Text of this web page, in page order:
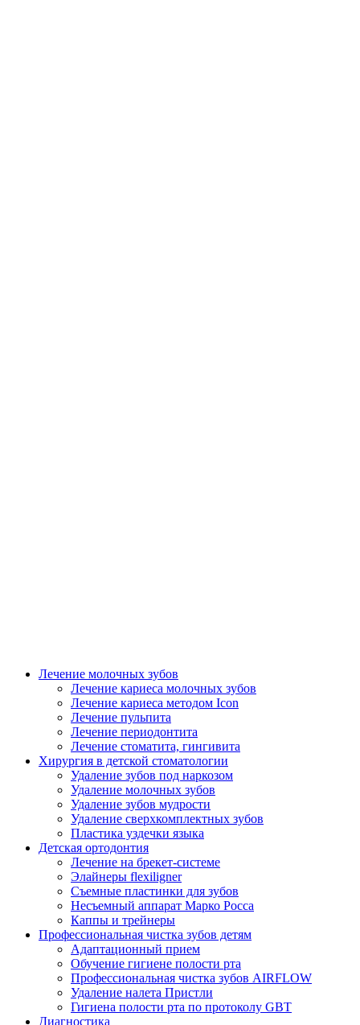
Лечение молочных зубов
Лечение кариеса молочных зубов
Лечение кариеса методом Icon
Лечение пульпита
Лечение периодонтита
Лечение стоматита, гингивита
Хирургия в детской стоматологии
Удаление зубов под наркозом
Удаление молочных зубов
Удаление зубов мудрости
Удаление сверхкомплектных зубов
Пластика уздечки языка
Детская ортодонтия
Лечение на брекет-системе
Элайнеры flexiligner
Съемные пластинки для зубов
Несъемный аппарат Марко Росса
Каппы и трейнеры
Профессиональная чистка зубов детям
Адаптационный прием
Обучение гигиене полости рта
Профессиональная чистка зубов AIRFLOW
Удаление налета Пристли
Гигиена полости рта по протоколу GBT
Диагностика